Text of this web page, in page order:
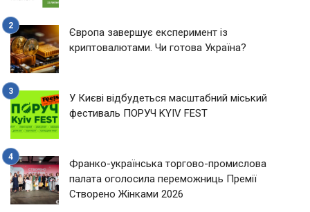
Європа завершує експеримент із
криптовалютами. Чи готова Україна?
У Києві відбудеться масштабний міський
фестиваль ПОРУЧ KYIV FEST
Франко-українська торгово-промислова
палата оголосила переможниць Премії
Створено Жінками 2026